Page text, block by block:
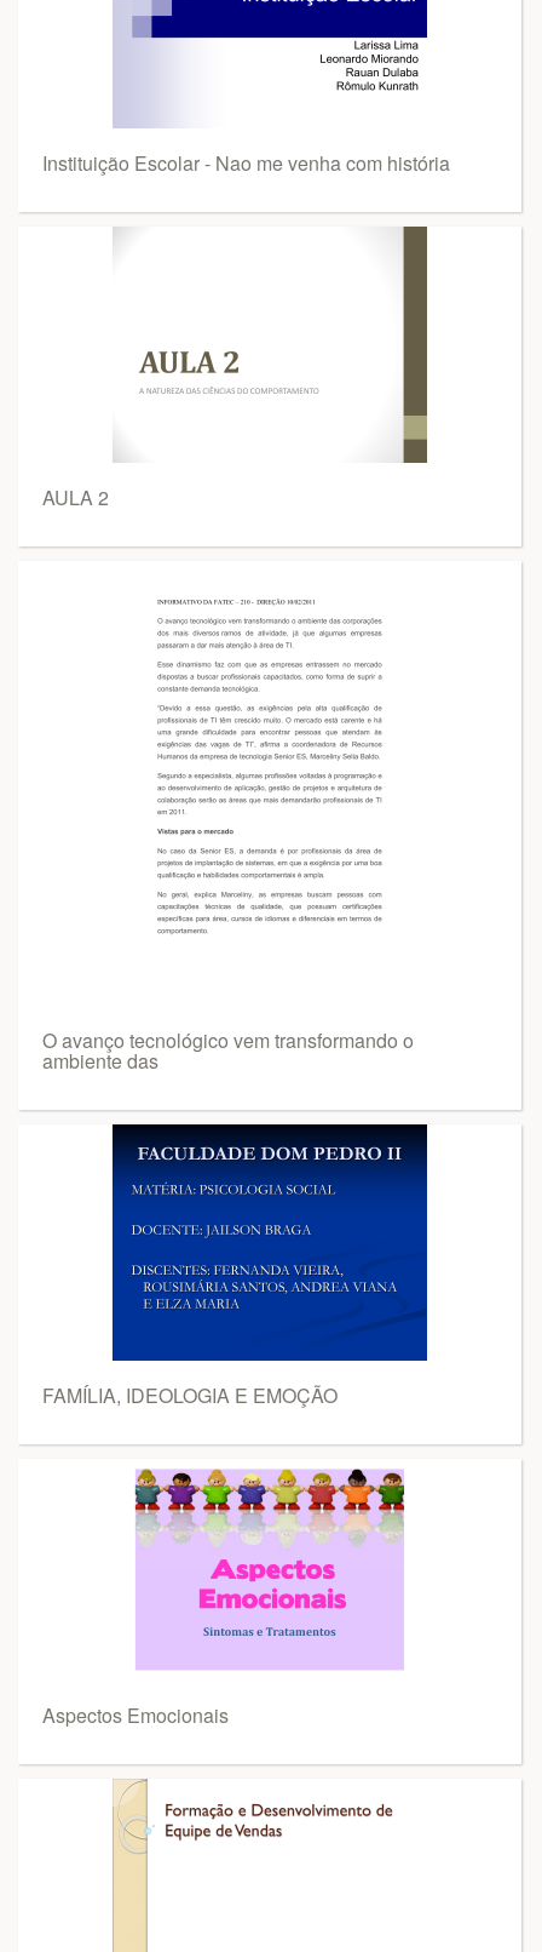
Instituição Escolar - Nao me venha com história
AULA 2
O avanço tecnológico vem transformando o
ambiente das
FAMÍLIA, IDEOLOGIA E EMOÇÃO
Aspectos Emocionais